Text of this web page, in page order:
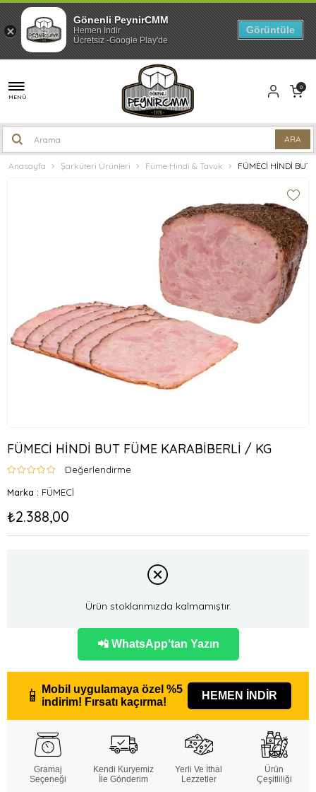
MENÜ
0
Anasayfa Şarküteri Ürünleri Füme Hindi & Tavuk FÜMECİ HİNDİ BUT
FÜMECİ HİNDİ BUT FÜME KARABİBERLİ / KG
Değerlendirme
Marka : FÜMECİ
₺2.388,00
Ürün stoklarımızda kalmamıştır.
📲 WhatsApp'tan Yazın
📱 Mobil uygulamaya özel %5
indirim! Fırsatı kaçırma!
HEMEN İNDİR
Gramaj
Seçeneği
Kendi Kuryemiz
İle Gönderim
Yerli Ve İthal
Lezzetler
Ürün
Çeşitliliği
Gönenli PeynirCMM
Hemen İndir
Ücretsiz -Google Play'de
Görüntüle